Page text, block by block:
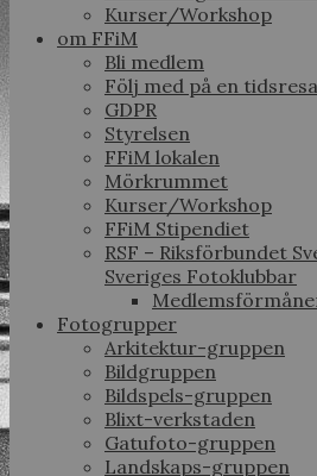
Kurser/Workshop
om FFiM
Bli medlem
Följ med på en
GDPR
Styrelsen
FFiM lokalen
Mörkrummet
Kurser/Workshop
FFiM Stipendiet
RSF – Riksförbundet
Sveriges Fotoklubbar
Fotogrupper
Arkitektur-gruppen
Bildgruppen
Bildspels-gruppen
Blixt-verkstaden
Gatufoto-gruppen
Landskaps-gruppen